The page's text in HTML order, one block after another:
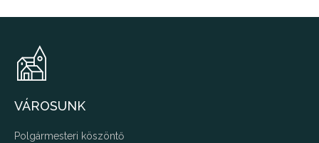
VÁROSUNK
Polgármesteri köszöntő